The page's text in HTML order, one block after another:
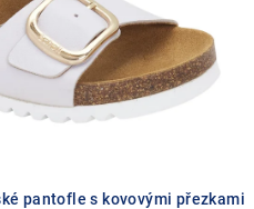
pantofle s kovovými přezkami